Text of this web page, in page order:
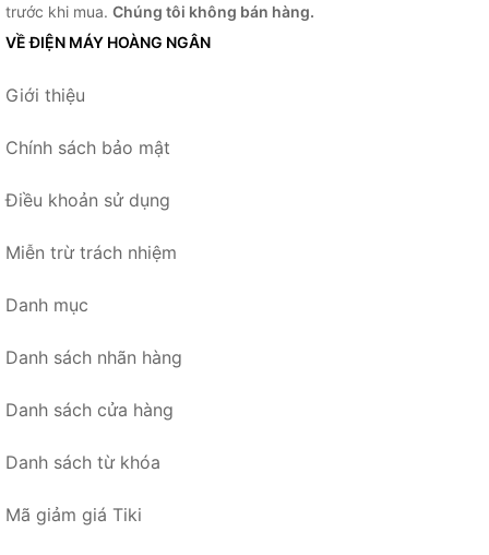
trước khi mua. Chúng tôi không bán hàng.
VỀ ĐIỆN MÁY HOÀNG NGÂN
Giới thiệu
Chính sách bảo mật
Điều khoản sử dụng
Miễn trừ trách nhiệm
Danh mục
Danh sách nhãn hàng
Danh sách cửa hàng
Danh sách từ khóa
Mã giảm giá Tiki